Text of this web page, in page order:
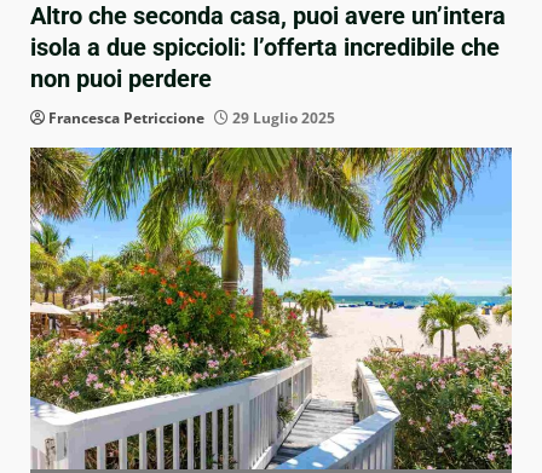
Altro che seconda casa, puoi avere un’intera
isola a due spiccioli: l’offerta incredibile che
non puoi perdere
Francesca Petriccione 29 Luglio 2025